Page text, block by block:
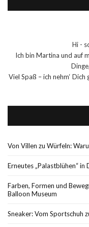
Hi -
Ich bin Martina und auf
Viel Spaß – ich nehm‘
Von Villen zu Würfeln:
Erneutes „Palastblühen“ in
Farben, Formen und
Balloon Museum
Sneaker: Vom Sportschuh